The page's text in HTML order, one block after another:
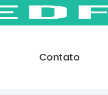
Contato